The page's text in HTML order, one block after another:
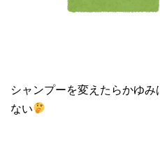
シャンプーを変えたらかゆ
ない